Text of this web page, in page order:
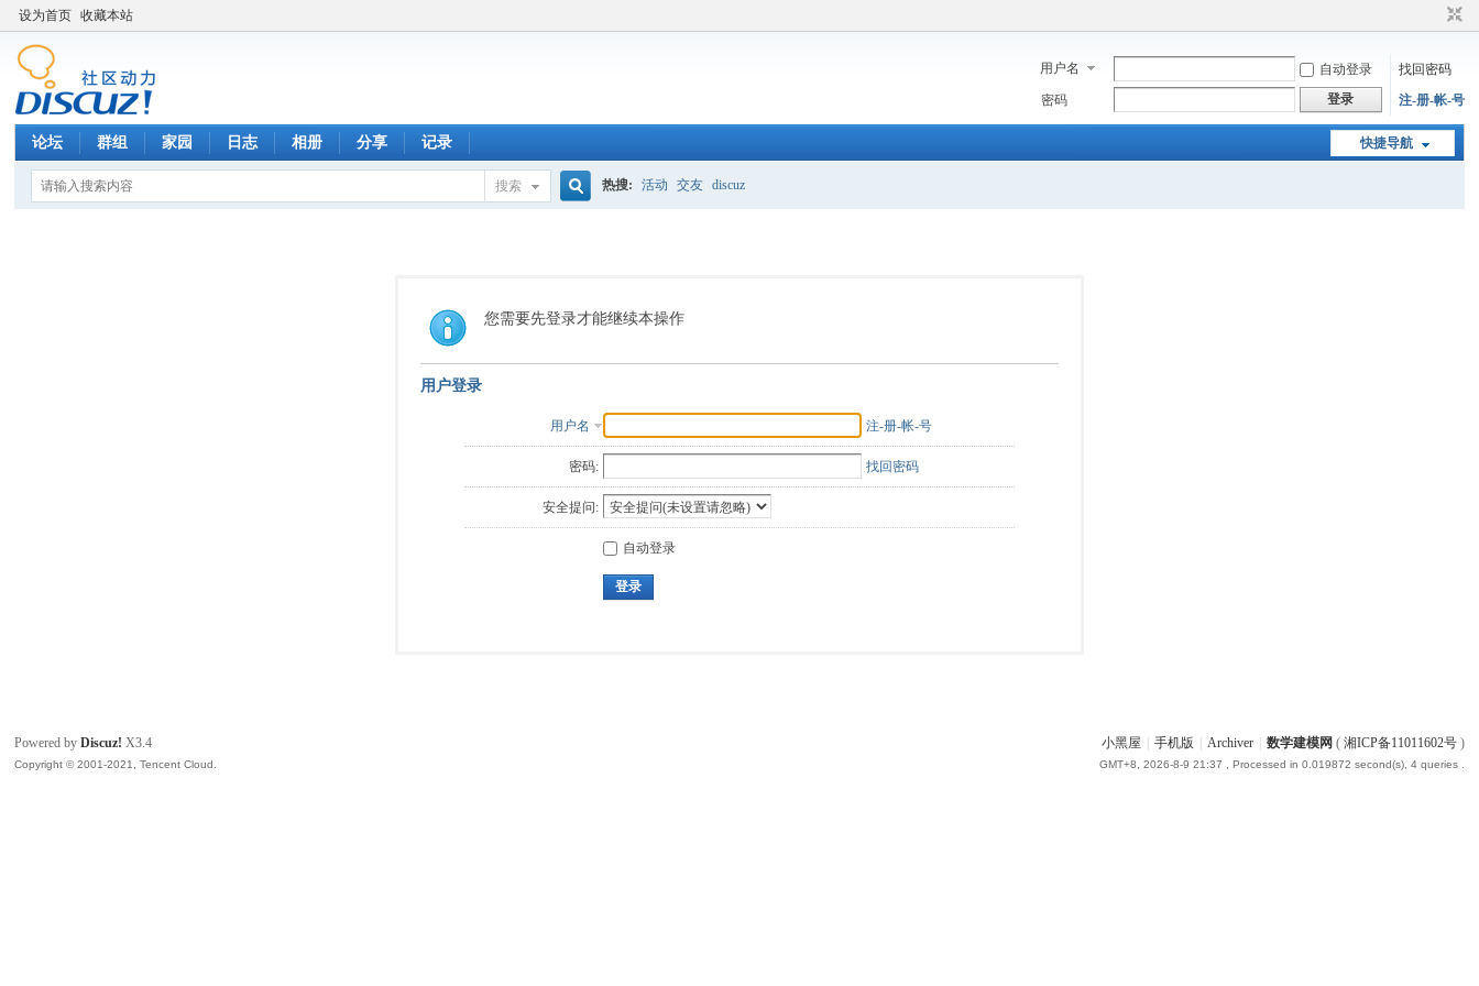
设为首页 收藏本站
用户名 自动登录
找回密码
密码
登录 注-册-帐-号
快捷导航
论坛 群组 家园 日志 相册 分享 记录
搜索
索
热搜: 活动 交友 discuz
您需要先登录才能继续本操作
用户登录
用户名 注-册-帐-号
密码: 找回密码
安全提问:
自动登录
登录
小黑屋 手机版 Archiver 数学建模网 ( 湘ICP备11011602号)
GMT+8, 2026-8-9 21:37 , Processed in 0.019872 second(s), 4 queries .
Powered byDiscuz! X3.4
Copyright © 2001-2021, Tencent Cloud.